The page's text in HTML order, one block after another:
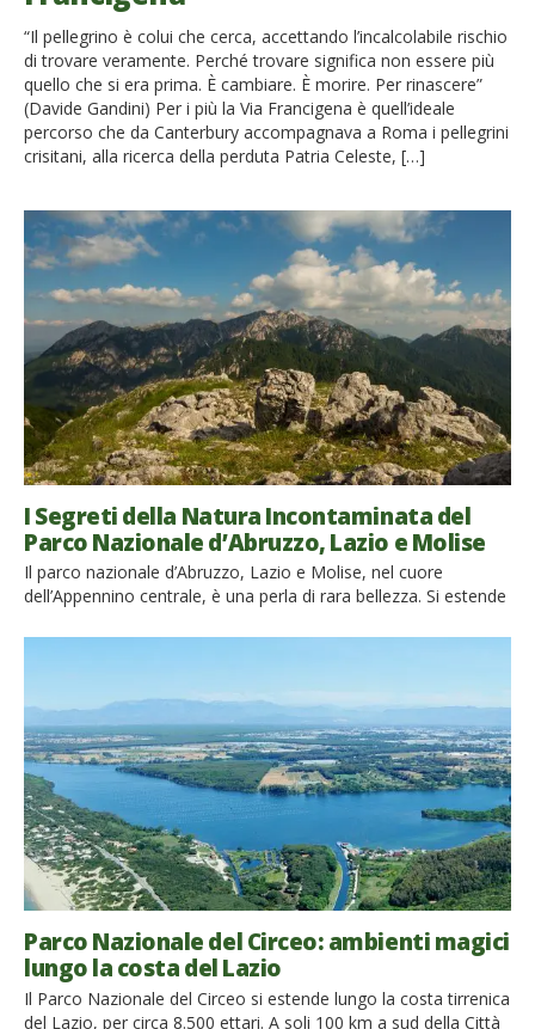
“Il pellegrino è colui che cerca, accettando l’incalcolabile rischio
di trovare veramente. Perché trovare significa non essere più
quello che si era prima. È cambiare. È morire. Per rinascere”
(Davide Gandini) Per i più la Via Francigena è quell’ideale
percorso che da Canterbury accompagnava a Roma i pellegrini
crisitani, alla ricerca della perduta Patria Celeste, […]
I Segreti della Natura Incontaminata del
Parco Nazionale d’Abruzzo, Lazio e Molise
Il parco nazionale d’Abruzzo, Lazio e Molise, nel cuore
dell’Appennino centrale, è una perla di rara bellezza. Si estende
uno dei parchi nazionali più antichi del territorio italiano. Venne
ospita come l’orso marsicano, […]
Parco Nazionale del Circeo: ambienti magici
lungo la costa del Lazio
Il Parco Nazionale del Circeo si estende lungo la costa tirrenica
del Lazio, per circa 8.500 ettari. A soli 100 km a sud della Città